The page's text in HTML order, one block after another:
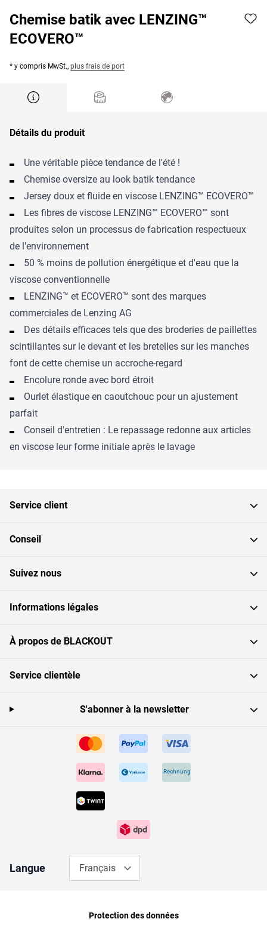
Chemise batik avec LENZING™
ECOVERO™
* y compris MwSt., plus frais de port
Détails du produit
Une véritable pièce tendance de l'été !
Chemise oversize au look batik tendance
Jersey doux et fluide en viscose LENZING™ ECOVERO™
Les fibres de viscose LENZING™ ECOVERO™ sont
produites selon un processus de fabrication respectueux
de l'environnement
50 % moins de pollution énergétique et d'eau que la
viscose conventionnelle
LENZING™ et ECOVERO™ sont des marques
commerciales de Lenzing AG
Des détails efficaces tels que des broderies de paillettes
scintillantes sur le devant et les bretelles sur les manches
font de cette chemise un accroche-regard
Encolure ronde avec bord étroit
Ourlet élastique en caoutchouc pour un ajustement
parfait
Conseil d'entretien : Le repassage redonne aux articles
en viscose leur forme initiale après le lavage
Service client
Conseil
Suivez nous
Informations légales
À propos de BLACKOUT
Service clientèle
Rechnung
S'abonner à la newsletter
Langue Français
Protection des données